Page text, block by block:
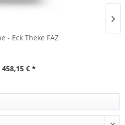
- Eck Theke FAZ
458,15 € *